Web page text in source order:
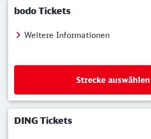
bodo Tickets
Weitere Informationen
Strecke auswählen
DING Tickets